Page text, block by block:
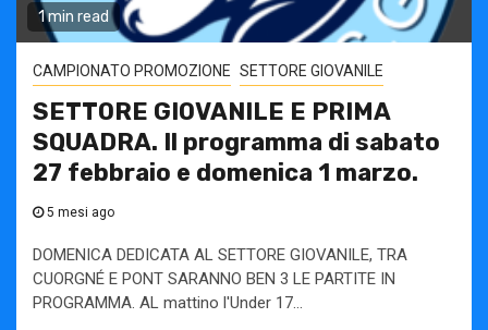
1 min read
CAMPIONATO PROMOZIONE SETTORE GIOVANILE
SETTORE GIOVANILE E PRIMA
SQUADRA. Il programma di sabato
27 febbraio e domenica 1 marzo.
5 mesi ago
DOMENICA DEDICATA AL SETTORE GIOVANILE, TRA
CUORGNÉ E PONT SARANNO BEN 3 LE PARTITE IN
PROGRAMMA. AL mattino l'Under 17...